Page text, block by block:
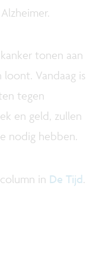
tonen aan
Vandaag is
tegen
en geld, zullen
nodig hebben.
in De Tijd.